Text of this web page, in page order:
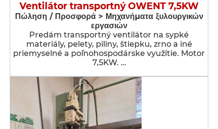
Ventilátor transportný OWENT 7,5KW
Πώληση / Προσφορά > Μηχανήματα ξυλουργικών
εργασιών
Predám transportný ventilátor na sypké
materiály, pelety, piliny, štiepku, zrno a iné
priemyselné a poľnohospodárske využitie. Motor
7,5KW. …